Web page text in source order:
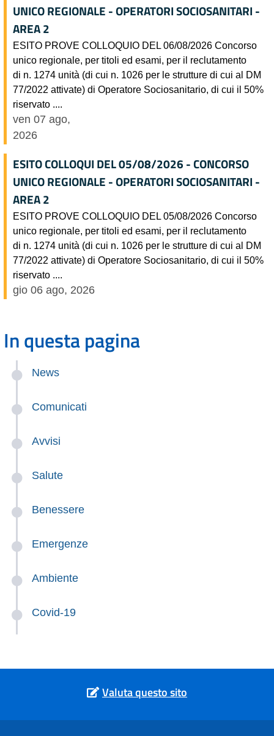
UNICO REGIONALE - OPERATORI SOCIOSANITARI -
AREA 2
ESITO PROVE COLLOQUIO DEL 06/08/2026 Concorso
unico regionale, per titoli ed esami, per il reclutamento
di n. 1274 unità (di cui n. 1026 per le strutture di cui al DM
77/2022 attivate) di Operatore Sociosanitario, di cui il 50%
riservato ....
ven 07 ago,
2026
ESITO COLLOQUI DEL 05/08/2026 - CONCORSO
UNICO REGIONALE - OPERATORI SOCIOSANITARI -
AREA 2
ESITO PROVE COLLOQUIO DEL 05/08/2026 Concorso
unico regionale, per titoli ed esami, per il reclutamento
di n. 1274 unità (di cui n. 1026 per le strutture di cui al DM
77/2022 attivate) di Operatore Sociosanitario, di cui il 50%
riservato ....
gio 06 ago, 2026
In questa pagina
News
Comunicati
Avvisi
Salute
Benessere
Emergenze
Ambiente
Covid-19
Valuta questo sito